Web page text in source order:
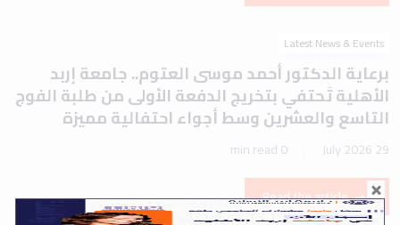
Latest News & Events
برعاية الدكتور أحمد موسى العتوم.. جامعة إربد
الأهلية تَحتفي بتخريج الدفعة الأولى من طلبة الفوج
التاسع والعشرين وسط أجواء احتفالية مميزة
29 July 2026
0 min read
Read the article